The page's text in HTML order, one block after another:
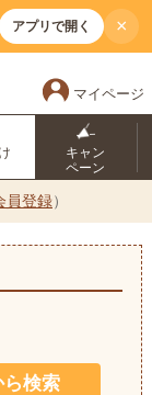
アプリで開く ×
マイページ
キャン
ペーン
員登録）
ら検索